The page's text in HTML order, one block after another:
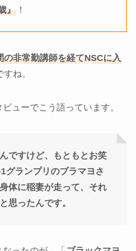
』！
の非常勤講師を経てNSCに入
ね。
ューでこう語っています。
ですけど、もともとお笑
グランプリのブラマヨさ
体に稲妻が走って、それ
思ったんです。